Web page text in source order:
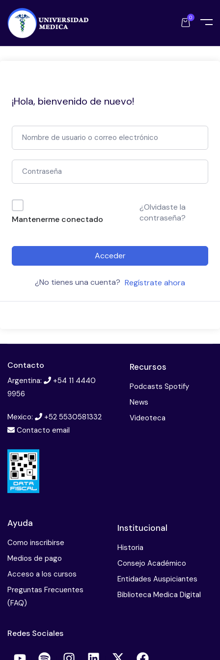
0
¡Hola, bienvenido de nuevo!
Mantenerme conectado
¿Olvidaste la
contraseña?
Acceder
¿No tienes una cuenta? Regístrate ahora
Contacto
Argentina:
+54 11 4440
9956
Mexico:
+52 5530581332
Contacto email
Recursos
Podcasts Spotify
News
Videoteca
Ayuda
Como inscribirse
Medios de pago
Acceso a los cursos
Preguntas Frecuentes
(FAQ)
Institucional
Historia
Consejo Académico
Entidades Auspiciantes
Biblioteca Medica Digital
Redes Sociales